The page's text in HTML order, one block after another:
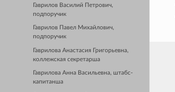
Гаврилов Василий Петрович,
подпоручик
Гаврилов Павел Михайлович,
подпоручик
Гаврилова Анастасия Григорьевна,
коллежская секретарша
Гаврилова Анна Васильевна, штабс-
капитанша